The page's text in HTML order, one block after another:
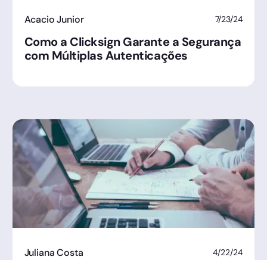
Acacio Junior 7/23/24
Como a Clicksign Garante a Segurança
com Múltiplas Autenticações
Juliana Costa 4/22/24